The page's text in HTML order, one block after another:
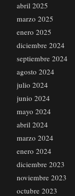
abril 2025
marzo 2025
enero 2025
diciembre 2024
septiembre 2024
agosto 2024
julio 2024
junio 2024
mayo 2024
abril 2024
marzo 2024
enero 2024
diciembre 2023
noviembre 2023
octubre 2023